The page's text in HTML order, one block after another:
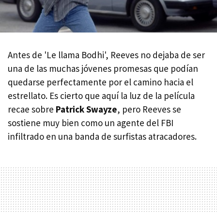
Antes de 'Le llama Bodhi', Reeves no dejaba de ser
una de las muchas jóvenes promesas que podían
quedarse perfectamente por el camino hacia el
estrellato. Es cierto que aquí la luz de la película
recae sobre Patrick Swayze, pero Reeves se
sostiene muy bien como un agente del FBI
infiltrado en una banda de surfistas atracadores.